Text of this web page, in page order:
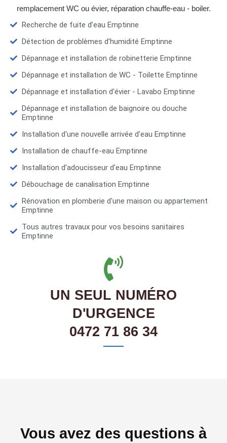
remplacement WC ou évier, réparation chauffe-eau - boiler.
Recherche de fuite d’eau Emptinne
Détection de problèmes d'humidité Emptinne
Dépannage et installation de robinetterie Emptinne
Dépannage et installation de WC - Toilette Emptinne
Dépannage et installation d'évier - Lavabo Emptinne
Dépannage et installation de baignoire ou douche
Emptinne
Installation d'une nouvelle arrivée d'eau Emptinne
Installation de chauffe-eau Emptinne
Installation d’adoucisseur d'eau Emptinne
Débouchage de canalisation Emptinne
Rénovation en plomberie d'une maison ou appartement
Emptinne
Tous autres travaux pour vos besoins sanitaires
Emptinne
UN SEUL NUMÉRO
D'URGENCE
0472 71 86 34
Vous avez des questions à